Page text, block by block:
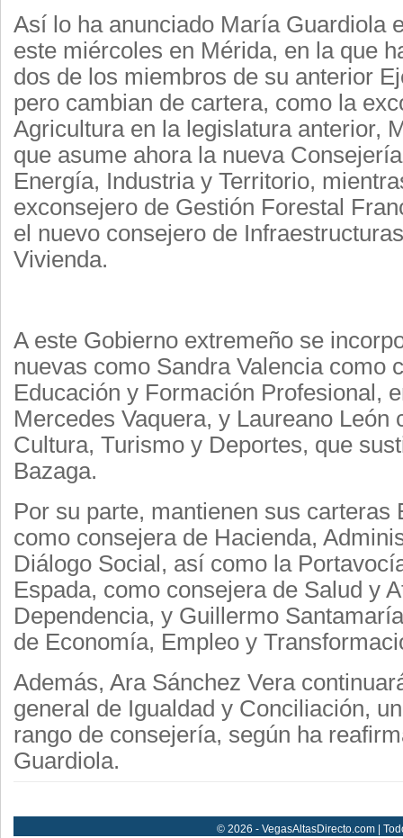
Así lo ha anunciado María Guardiola
este miércoles en Mérida, en la que
dos de los miembros de su anterior
pero cambian de cartera, como la
Agricultura en la legislatura anterior,
que asume ahora la nueva
Energía, Industria y Territorio,
exconsejero de Gestión Forestal
el nuevo consejero de
Vivienda.
A este Gobierno extremeño se
nuevas como Sandra Valencia como
Educación y Formación Profesional,
Mercedes Vaquera, y Laureano León
Cultura, Turismo y Deportes, que
Bazaga.
Por su parte, mantienen sus carteras
como consejera de Hacienda,
Diálogo Social, así como la
Espada, como consejera de Salud y
Dependencia, y Guillermo
de Economía, Empleo y
Además, Ara Sánchez Vera
general de Igualdad y Conciliación,
rango de consejería, según ha
Guardiola.
© 2026 - VegasAltasDirecto.com |